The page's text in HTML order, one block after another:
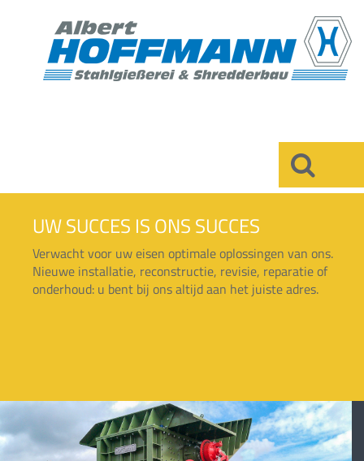
UW SUCCES IS ONS SUCCES
Verwacht voor uw eisen optimale oplossingen van ons.
Nieuwe installatie, reconstructie, revisie, reparatie of
onderhoud: u bent bij ons altijd aan het juiste adres.